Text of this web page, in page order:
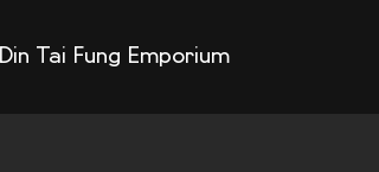
Din Tai Fung Emporium